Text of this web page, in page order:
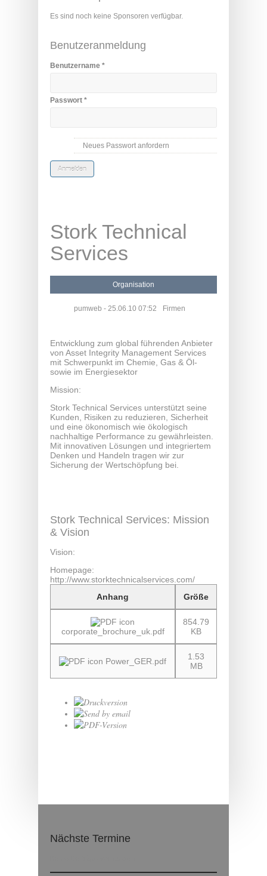
Es sind noch keine Sponsoren verfügbar.
Benutzeranmeldung
Benutzername *
Passwort *
Neues Passwort anfordern
Stork Technical
Services
Organisation
pumweb - 25.06.10 07:52 Firmen
Entwicklung zum global führenden Anbieter
von Asset Integrity Management Services
mit Schwerpunkt im Chemie, Gas & Öl-
sowie im Energiesektor
Mission:
Stork Technical Services unterstützt seine
Kunden, Risiken zu reduzieren, Sicherheit
und eine ökonomisch wie ökologisch
nachhaltige Performance zu gewährleisten.
Mit innovativen Lösungen und integriertem
Denken und Handeln tragen wir zur
Sicherung der Wertschöpfung bei.
Stork Technical Services: Mission
& Vision
Vision:
Homepage:
http://www.storktechnicalservices.com/
Anhang
Größe
corporate_brochure_uk.pdf
854.79
KB
Power_GER.pdf
1.53
MB
Nächste Termine